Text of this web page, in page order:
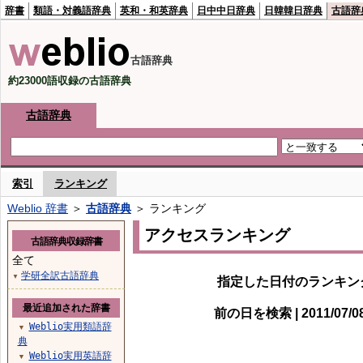
辞書 類語・対義語辞典 英和・和英辞典 日中中日辞典 日韓韓日辞典 古語辞
古語辞典
約23000語収録の古語辞典
古語辞典
索引 ランキング
Weblio 辞書 ＞ 古語辞典 ＞ ランキング
アクセスランキング
指定した日付のランキ
前の日を検索 | 2011/07/
古語辞典収録辞書
全て
▼ 学研全訳古語辞典
最近追加された辞書
▼
Weblio実用類語辞
典
▼ Weblio実用英語辞